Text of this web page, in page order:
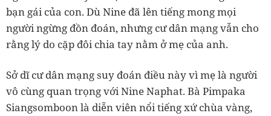
bạn gái của con. Dù Nine đã lên tiếng mong mọi
người ngừng đồn đoán, nhưng cư dân mạng vẫn cho
rằng lý do cặp đôi chia tay nằm ở mẹ của anh.
Sở dĩ cư dân mạng suy đoán điều này vì mẹ là người
vô cùng quan trọng với Nine Naphat. Bà Pimpaka
Siangsomboon là diễn viên nổi tiếng xứ chùa vàng,